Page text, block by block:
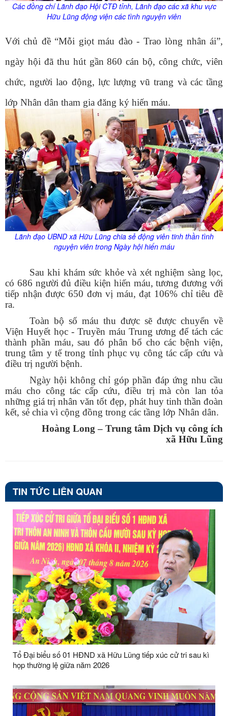
Các đồng chí Lãnh đạo Hội CTĐ tỉnh, Lãnh đạo các xã khu vực
Hữu Lũng động viện các tình nguyện viên
Với chủ đề “Mỗi giọt máu đào - Trao lòng nhân ái”,
ngày hội đã thu hút gần 860 cán bộ, công chức, viên
chức, người lao động, lực lượng vũ trang và các tầng
lớp Nhân dân tham gia đăng ký hiến máu.
Lãnh đạo UBND xã Hữu Lũng chia sẻ động viên tinh thần tình
nguyện viên trong Ngày hội hiến máu
Sau khi khám sức khỏe và xét nghiệm sàng lọc,
có 686 người đủ điều kiện hiến máu, tương đương với
tiếp nhận được 650 đơn vị máu, đạt 106% chỉ tiêu đề
ra.
Toàn bộ số máu thu được sẽ được chuyển về
Viện Huyết học - Truyền máu Trung ương để tách các
thành phần máu, sau đó phân bổ cho các bệnh viện,
trung tâm y tế trong tỉnh phục vụ công tác cấp cứu và
điều trị người bệnh.
Ngày hội không chỉ góp phần đáp ứng nhu cầu
máu cho công tác cấp cứu, điều trị mà còn lan tỏa
những giá trị nhân văn tốt đẹp, phát huy tinh thần đoàn
kết, sẻ chia vì cộng đồng trong các tầng lớp Nhân dân.
Hoàng Long – Trung tâm Dịch vụ công ích
xã Hữu Lũng
TIN TỨC LIÊN QUAN
Tổ Đại biểu số 01 HĐND xã Hữu Lũng tiếp xúc cử tri sau kì
họp thường lệ giữa năm 2026